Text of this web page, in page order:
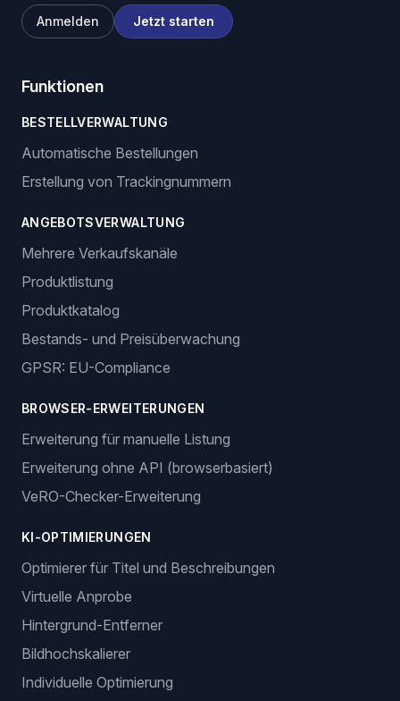
Anmelden Jetzt starten
Funktionen
BESTELLVERWALTUNG
Automatische Bestellungen
Erstellung von Trackingnummern
ANGEBOTSVERWALTUNG
Mehrere Verkaufskanäle
Produktlistung
Produktkatalog
Bestands- und Preisüberwachung
GPSR: EU-Compliance
BROWSER-ERWEITERUNGEN
Erweiterung für manuelle Listung
Erweiterung ohne API (browserbasiert)
VeRO-Checker-Erweiterung
KI-OPTIMIERUNGEN
Optimierer für Titel und Beschreibungen
Virtuelle Anprobe
Hintergrund-Entferner
Bildhochskalierer
Individuelle Optimierung